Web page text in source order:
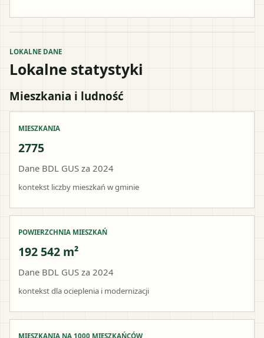
LOKALNE DANE
Lokalne statystyki
Mieszkania i ludność
MIESZKANIA
2775
Dane BDL GUS za 2024
kontekst liczby mieszkań w gminie
POWIERZCHNIA MIESZKAŃ
192 542 m²
Dane BDL GUS za 2024
kontekst dla ocieplenia i modernizacji
MIESZKANIA NA 1000 MIESZKAŃCÓW